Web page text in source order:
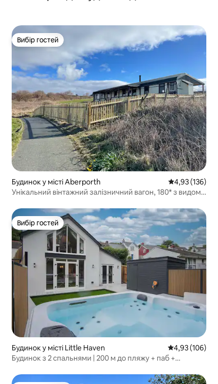
Вибір гостей
Вибір гостей
Будинок у місті Aberporth Середня
4,93 (136)
Унікальний вінтажний залізничний вагон, 180* з видом
Вибір гостей
Вибір гостей
Будинок у місті Little Haven Середня
4,93 (106)
Будинок з 2 спальнями | 200 м до пляжу + паб +